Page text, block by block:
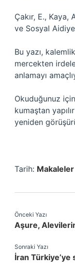
Çakır, E., Kaya,
ve Sosyal
Bu yazı,
mercekten
anlamayı
Okuduğunuz
kumaştan
yeniden
Tarih: Makaleler
Önceki Yazı
Aşure,
Sonraki Yazı
İran Türkiye’ye